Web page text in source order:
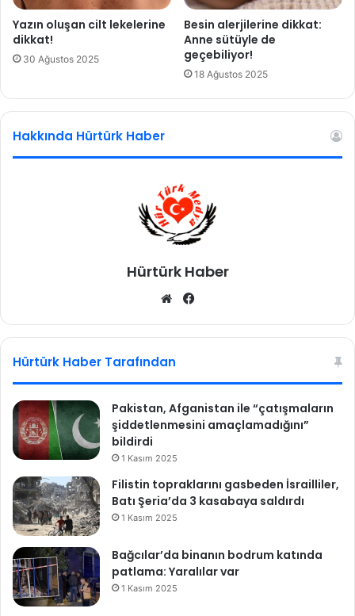
Yazın oluşan cilt lekelerine
dikkat!
30 Ağustos 2025
Besin alerjilerine dikkat:
Anne sütüyle de
geçebiliyor!
18 Ağustos 2025
Hakkında Hürtürk Haber
Hürtürk Haber
We
sit bo
Hürtürk Haber Tarafından
Pakistan, Afganistan ile “çatışmaların
şiddetlenmesini amaçlamadığını”
bildirdi
1 Kasım 2025
Filistin topraklarını gasbeden İsrailliler,
Batı Şeria’da 3 kasabaya saldırdı
1 Kasım 2025
Bağcılar’da binanın bodrum katında
patlama: Yaralılar var
1 Kasım 2025